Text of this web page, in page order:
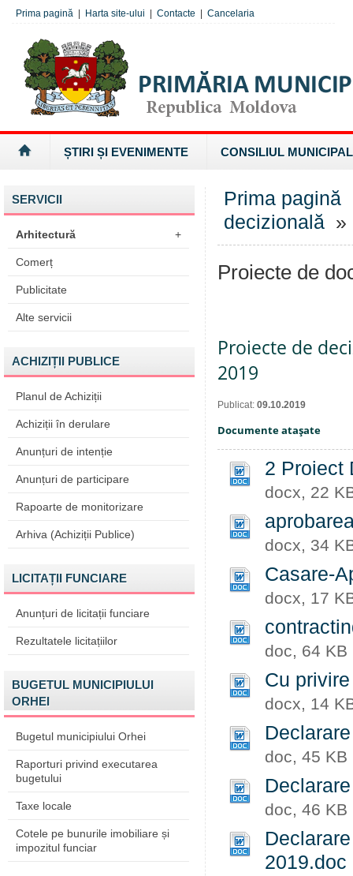
Prima pagină Harta site-ului Contacte Cancelaria
ȘTIRI ȘI EVENIMENTE CONSILIUL MUNICIPAL
SERVICII
Arhitectură +
Comerț
Publicitate
Alte servicii
ACHIZIȚII PUBLICE
Planul de Achiziții
Achiziții în derulare
Anunțuri de intenție
Anunțuri de participare
Rapoarte de monitorizare
Arhiva (Achiziții Publice)
LICITAȚII FUNCIARE
Anunțuri de licitații funciare
Rezultatele licitațiilor
BUGETUL MUNICIPIULUI
ORHEI
Bugetul municipiului Orhei
Raporturi privind executarea
bugetului
Taxe locale
Cotele pe bunurile imobiliare și
impozitul funciar
Prima pagină
decizională »
Proiecte de
Proiecte de
2019
Publicat: 09.10.2019
Documente ataşate
2 Proiect
docx, 22
docx, 34
Casare-
docx, 17
doc, 64 KB
Cu
docx, 14
doc, 45 KB
doc, 46 KB
2019.doc